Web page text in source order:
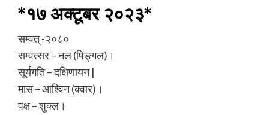
*१७ अक्टूबर २०२३*
सम्वत् -२०८०
सम्वत्सर – नल (पिङ्गल)।
सूर्यगति – दक्षिणायन |
मास – आश्विन (क्वार)।
पक्ष – शुक्ल।